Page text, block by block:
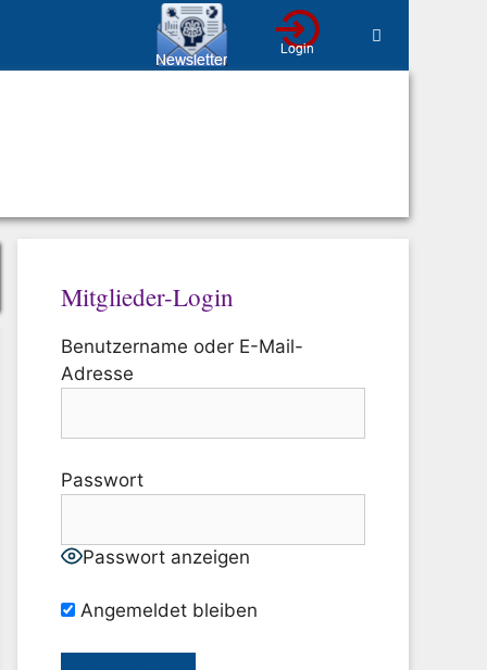
Mitglieder-Login
Benutzername oder E-Mail-
Adresse
Passwort
Passwort anzeigen
Angemeldet bleiben